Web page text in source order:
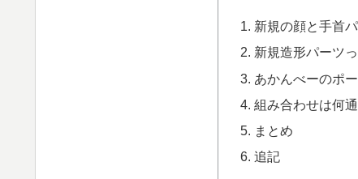
新規の顔と手首
新規造形パーツ
あかんべーのポ
組み合わせは何
まとめ
追記